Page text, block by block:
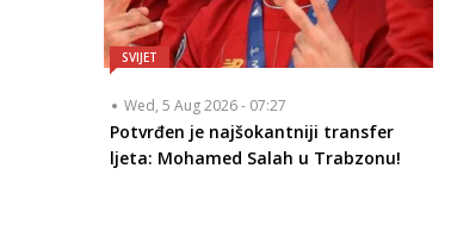
SVIJET
Wed, 5 Aug 2026 - 07:27
Potvrđen je najšokantniji transfer
ljeta: Mohamed Salah u Trabzonu!